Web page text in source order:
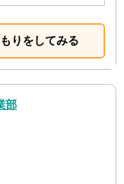
りをしてみる
部